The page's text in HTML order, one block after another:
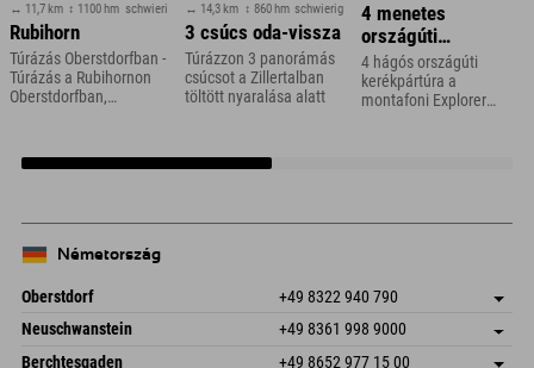
↔ 11,7 km ↕ 1100 hm schwierig
Rubihorn
Túrázás Oberstdorfban -
Túrázás a Rubihornon
Oberstdorfban,
↔ 14,3 km ↕ 860 hm schwierig
3 csúcs oda-vissza
Túrázzon 3 panorámás
csúcsot a Zillertalban
töltött nyaralása alatt
4 menetes
országúti
kerékpártúra
Vorarlbergben
4 hágós országúti
kerékpártúra a
montafoni Explorer
Németország
Oberstdorf +49 8322 940 790
An der Breitach 3
Németország
Cím mentése
Könyv
Neuschwanstein +49 8361 998 9000
An der Riese 45
Cím mentése
Berchtesgaden +49 8652 977 15 00